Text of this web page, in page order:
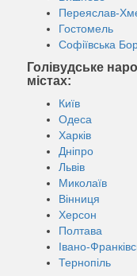
Переяслав-
Гостомель
Софіївська
Голівудське
містах:
Київ
Одеса
Харків
Дніпро
Львів
Миколаїв
Вінниця
Херсон
Полтава
Івано-
Тернопіль